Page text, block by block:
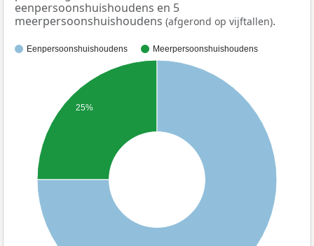
eenpersoonshuishoudens en 5
meerpersoonshuishoudens (afgerond op vijftallen).
Eenpersoonshuishoudens Meerpersoonshuishoudens
25%